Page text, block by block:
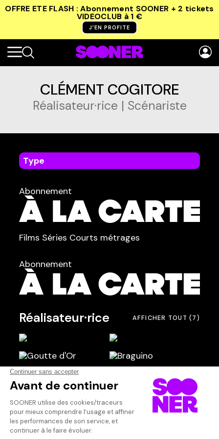
OFFRE ETE FLASH : Abonnement SOONER + 2 tickets
VIDEOCLUB à 1 €
J’EN PROFITE
CLÉMENT COGITORE
Réalisateur·rice | Scénariste
Type
Abonnement
Films Séries Courts métrages
Abonnement
Réalisateur·rice AFFICHER TOUT (7)
Scénariste AFFICHER TOUT(5)